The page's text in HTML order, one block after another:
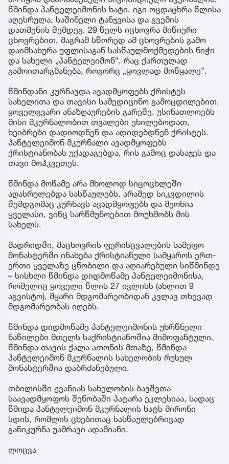
წმინდა პანტელეიმონის ხატი. იგი ოცდაცხრა წლისა
აღესრულა, საშინელი ტანჯვისა და გვემის
დათმენის შემდეგ. 29 წელს იცხოვრა მიწიერი
ცხოვრებით, მაგრამ სწორედ ამ ცხოვრების გამო
დაიმსახურა უფლისაგან სასწაულმოქმედების ნიჭი
და სახელი „პანტელეიმონ“, რაც ქართულად
გამოითარგმანება, როგორც „ყოვლად მოწყალე”.
წმინდანი კურნავდა ავადმყოფებს ქრისტეს
სახელითა და თავისი სამედიცინო გამოცდილებით,
ყოველგვარი ანაზღაურების გარეშე. უსინათლოებს
მისი მკურნალობით თვალები ეხილებოდათ,
ხეიბრები დადიოდნენ და ადიდებდნენ ქრისტეს.
პანტელეიმონ მკურნალი ავადმყოფებს
ქრისტიანობას უქადაგებდა, რის გამოც დასაჯეს და
თავი მოჰკვეთეს.
წმინდა მოწამე არა მხოლოდ სიცოცხლეში
აღასრულებდა სასწაულებს, არამედ სიკვდილის
შემდგომაც კურნავს ავადმყოფებს და მეოხია
ყველასი, ვინც სარწმუნოებით მოუხმობს მის
სახელს.
მადრიდში, მაცხოვრის ფერისცვალების სამეფო
მონასტერში ინახება ქრისტიანული სამყაროს ერთ-
ერთი ყველაზე ცნობილი და აღიარებული სიწმინდე
– სისხლი წმინდა დიდმოწამე პანტელეიმონისა,
რომელიც ყოველი წლის 27 ივლისს (ახლით 9
აგვისტო), მყარი მდგომარეობიდან კვლავ თხევად
მდგომარეობას იღებს.
წმინდა დიდმოწამე პანტელეიმონის უხრწნელი
ნაწილები მთელს საქრისტიანოშია მიმოფანტული.
წმინდა თავის ქალა ათონის მთაზე, წმინდა
პანტელეიმონ მკურნალის სახელობის რუსულ
მონასტერშია დაბრძანებული.
თბილისში ჟვანიას სახელობის ბავშვთა
საავადმყოფოს შენობაში პატარა ეკლესიაა, სადაც
წმიდა პანტელეიმონ მკურნალის ხატს მირონი
სდის, რომლის ცხებითაც სასწაულებრივად
განიკურნა უამრავი ადამიანი.
ლოცვა